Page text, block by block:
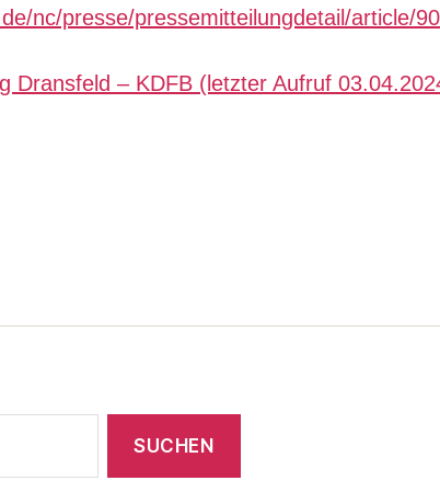
nc/presse/pressemitteilungdetail/article/
Dransfeld – KDFB (letzter Aufruf